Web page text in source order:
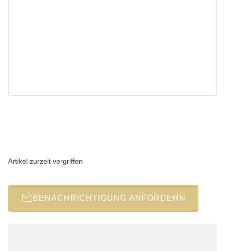
Artikel zurzeit vergriffen
BENACHRICHTIGUNG ANFORDERN